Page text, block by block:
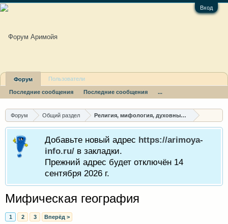
Вход
Форум Общий раздел Религия, мифология, духовные пути
Добавьте новый адрес https://arimoya-
info.ru/ в закладки.
Прежний адрес будет отключён 14
сентября 2026 г.
Мифическая география
1 2 3 Вперёд >
Форум
Последние сообщения Последние сообщения ...
Пользователи